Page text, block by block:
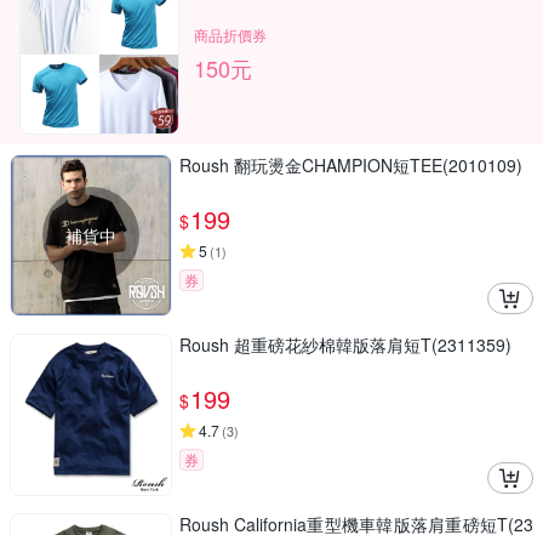
商品折價券
150元
補貨中
Roush 翻玩燙金CHAMPION短TEE(2010109)
$199
5 (1)
券
Roush 超重磅花紗棉韓版落肩短T(2311359)
$199
4.7(3)
券
Roush California重型機車韓版落肩重磅短T(23